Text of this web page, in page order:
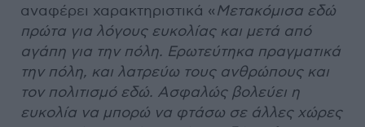
αναφέρει χαρακτηριστικά «Μετακόμισα εδώ
πρώτα για λόγους ευκολίας και μετά από
αγάπη για την πόλη. Ερωτεύτηκα πραγματικά
την πόλη, και λατρεύω τους ανθρώπους και
τον πολιτισμό εδώ. Ασφαλώς βολεύει η
ευκολία να μπορώ να φτάσω σε άλλες χώρες